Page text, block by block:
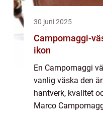
30 juni 2025
Campomaggi-
ikon
En Campomaggi
vanlig väska den
hantverk, kvalitet
Marco